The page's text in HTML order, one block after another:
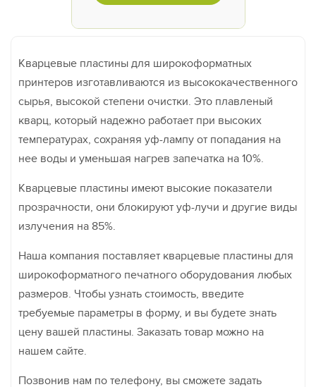
Кварцевые пластины для широкоформатных
принтеров изготавливаются из высококачественного
сырья, высокой степени очистки. Это плавленый
кварц, который надежно работает при высоких
температурах, сохраняя уф-лампу от попадания на
нее воды и уменьшая нагрев запечатка на 10%.
Кварцевые пластины имеют высокие показатели
прозрачности, они блокируют уф-лучи и другие виды
излучения на 85%.
Наша компания поставляет кварцевые пластины для
широкоформатного печатного оборудования любых
размеров. Чтобы узнать стоимость, введите
требуемые параметры в форму, и вы будете знать
цену вашей пластины. Заказать товар можно на
нашем сайте.
Позвонив нам по телефону, вы сможете задать